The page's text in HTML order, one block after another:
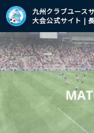
九州クラブユース
大会公式サイト |